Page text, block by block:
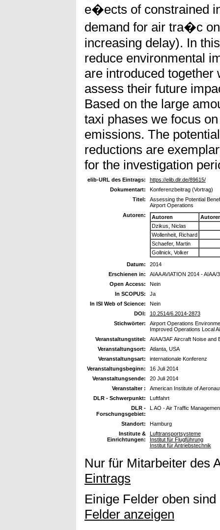
e�ects of constrained
demand for air tra�c
increasing delay). In
reduce environmental
are introduced together
assess their future
Based on the large
taxi phases we focus
emissions. The
reductions are
for the investigation
elib-URL des Eintrags:
https://elib.dlr.de/89615/
Dokumentart:
Konferenzbeitrag (Vortrag)
Titel:
Assessing the Potential
Airport Operations
Autoren:
Autoren
Dzikus, Niclas
Wollenheit, Richard
Schaefer, Martin
Gollnick, Volker
Datum:
2014
Erschienen in:
AIAA AVIATION 2014 -
Open Access:
Nein
In SCOPUS:
Ja
In ISI Web of Science:
Nein
DOI:
10.2514/6.2014-2873
Stichwörter:
Airport Operations
Improved Operations Local
Veranstaltungstitel:
AIAA/3AF Aircraft Noise and
Veranstaltungsort:
Atlanta, USA
Veranstaltungsart:
internationale Konferenz
Veranstaltungsbeginn:
16 Juli 2014
Veranstaltungsende:
20 Juli 2014
Veranstalter :
American Institute of
DLR - Schwerpunkt:
Luftfahrt
DLR -
Forschungsgebiet:
L AO - Air Traffic
Standort:
Hamburg
Institute &
Einrichtungen:
Lufttransportsysteme
Institut für Flugführung
Institut für Antriebstechnik
Nur für Mitarbeiter des
Eintrags
Einige Felder oben
Felder anzeigen